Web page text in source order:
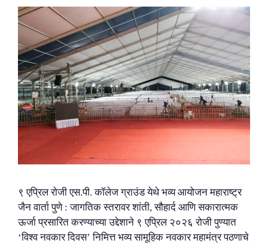
९ एप्रिल रोजी एस.पी. कॉलेज ग्राउंड येथे भव्य आयोजन महाराष्ट्र
जैन वार्ता पुणे : जागतिक स्तरावर शांती, सौहार्द आणि सकारात्मक
ऊर्जा प्रसारित करण्याच्या उद्देशाने ९ एप्रिल २०२६ रोजी पुण्यात
‘विश्व नवकार दिवस’ निमित्त भव्य सामूहिक नवकार महामंत्र पठणाचे